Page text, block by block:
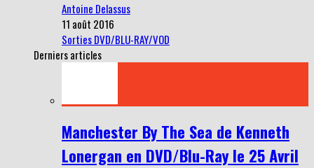
Antoine Delassus
11 août 2016
Sorties DVD/BLU-RAY/VOD
Derniers articles
Manchester By The Sea de Kenneth
Lonergan en DVD/Blu-Ray le 25 Avril